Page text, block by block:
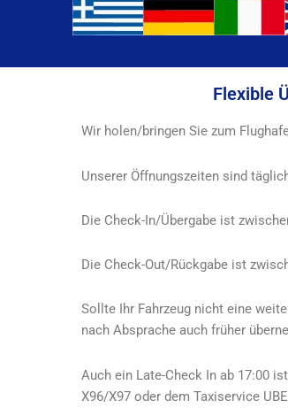
Flexible
Wir holen/bringen Sie zum
Unserer Öffnungszeiten sind
Die Check-In/Übergabe ist
Die Check-Out/Rückgabe ist
Sollte Ihr Fahrzeug nicht eine
nach Absprache auch früher
Auch ein Late-Check In ab 17:00
X96/X97 oder dem Taxiservice